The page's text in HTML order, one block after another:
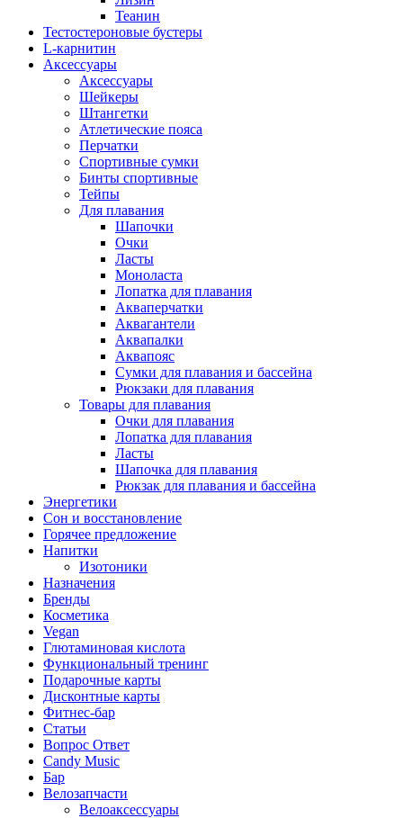
Теанин
Тестостероновые бустеры
L-карнитин
Аксессуары
Аксессуары
Шейкеры
Штангетки
Атлетические пояса
Перчатки
Спортивные сумки
Бинты спортивные
Тейпы
Для плавания
Шапочки
Очки
Ласты
Моноласта
Лопатка для плавания
Акваперчатки
Аквагантели
Аквапалки
Аквапояс
Сумки для плавания и бассейна
Рюкзаки для плавания
Товары для плавания
Очки для плавания
Лопатка для плавания
Ласты
Шапочка для плавания
Рюкзак для плавания и бассейна
Энергетики
Сон и восстановление
Горячее предложение
Напитки
Изотоники
Назначения
Бренды
Косметика
Vegan
Глютаминовая кислота
Функциональный тренинг
Подарочные карты
Дисконтные карты
Фитнес-бар
Статьи
Вопрос Ответ
Candy Music
Бар
Велозапчасти
Велоаксессуары